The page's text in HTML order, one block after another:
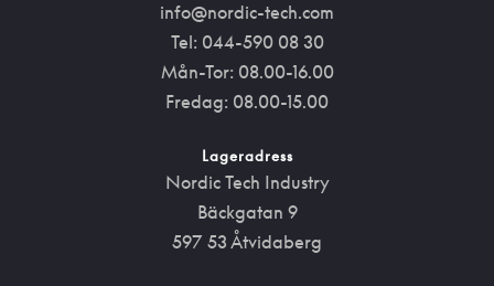
info@nordic-tech.com
Tel: 044-590 08 30
Mån-Tor: 08.00-16.00
Fredag: 08.00-15.00
Lageradress
Nordic Tech Industry
Bäckgatan 9
597 53 Åtvidaberg